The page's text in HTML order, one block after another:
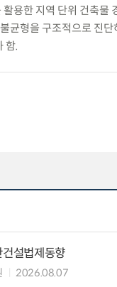
용한 지역 단위 건축물
균형을 구조적으로 진단
함.
설법제동향
2026.08.07